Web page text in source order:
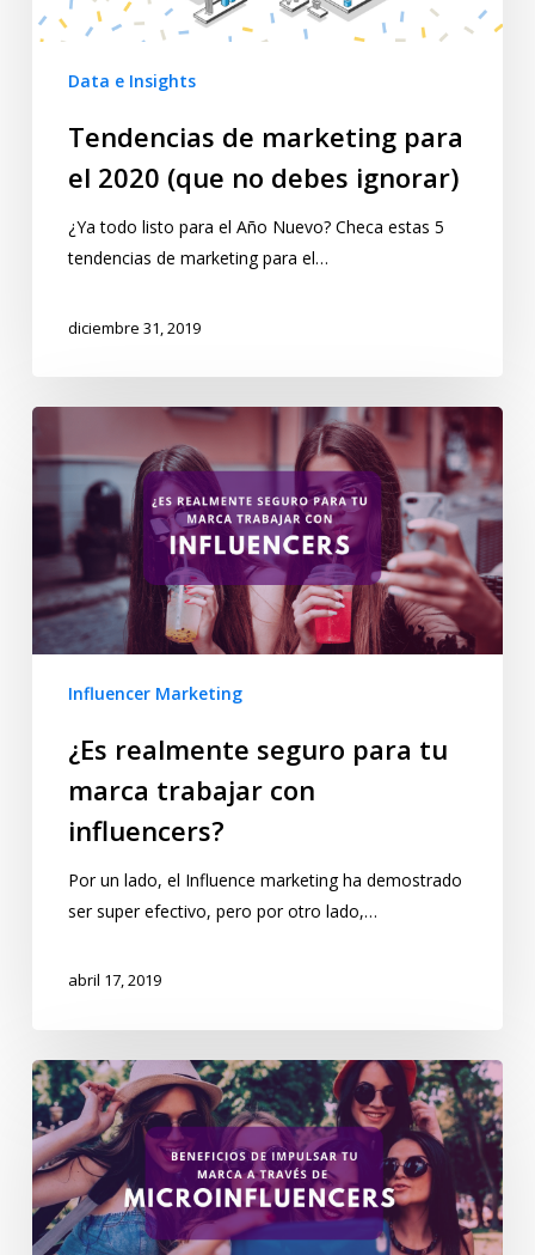
Data e Insights
Tendencias de marketing para
el 2020 (que no debes ignorar)
¿Ya todo listo para el Año Nuevo? Checa estas 5
tendencias de marketing para el…
diciembre 31, 2019
Influencer Marketing
¿Es realmente seguro para tu
marca trabajar con
influencers?
Por un lado, el Influence marketing ha demostrado
ser super efectivo, pero por otro lado,…
abril 17, 2019